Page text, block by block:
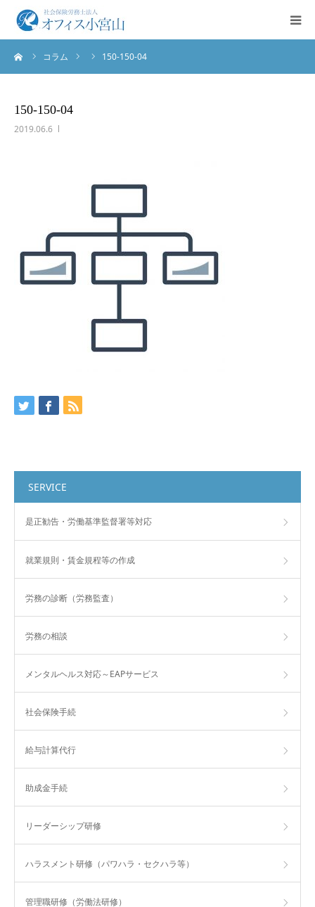
コラム 150-150-04
150-150-04
2019.06.6
SERVICE
是正勧告・労働基準監督署等対応
就業規則・賃金規程等の作成
労務の診断（労務監査）
労務の相談
メンタルヘルス対応～EAPサービス
社会保険手続
給与計算代行
助成金手続
リーダーシップ研修
ハラスメント研修（パワハラ・セクハラ等）
管理職研修（労働法研修）
ご挨拶
English